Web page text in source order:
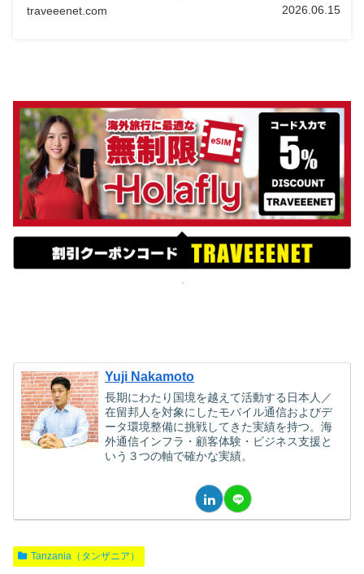
traveeenet.com 2026.06.15
Yuji Nakamoto
長期にわたり国境を越えて活動する日本人／
在留邦人を対象にしたモバイル通信およびデ
ータ環境整備に挑戦してきた実績を持つ。海
外通信インフラ・顧客体験・ビジネス支援と
いう３つの軸で確かな実績。
Tanzania（タンザニア）